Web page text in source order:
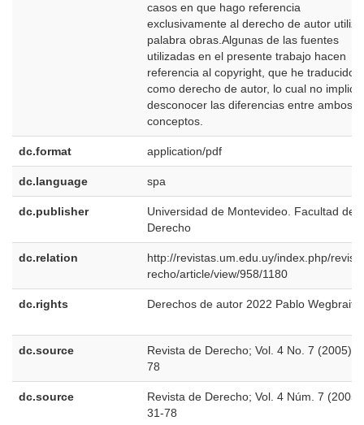
casos en que hago referencia
exclusivamente al derecho de autor
palabra obras.Algunas de las fuentes
utilizadas en el presente trabajo hacen
referencia al copyright, que he traducido
como derecho de autor, lo cual no implica
desconocer las diferencias entre ambos
conceptos.
dc.format application/pdf
dc.language spa
dc.publisher
Universidad de Montevideo. Facultad de
Derecho
dc.relation
http://revistas.um.edu.uy/index.php/
recho/article/view/958/1180
dc.rights Derechos de autor 2022 Pablo Wegbrait
dc.source
Revista de Derecho; Vol. 4 No. 7 (2005);
78
dc.source
Revista de Derecho; Vol. 4 Núm. 7 (2005);
31-78